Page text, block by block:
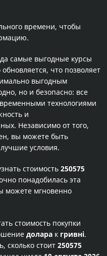
времени, чтобы
самые выгодные курсы
что позволяет
выгодным
но и безопасно: все
технологиями
и
Независимо от того,
вы можете быть
условия.
стоимость 250575
понадобилась эта
можете мгновенно
стоимость покупки
долара к гривні.
сколько стоит 250575